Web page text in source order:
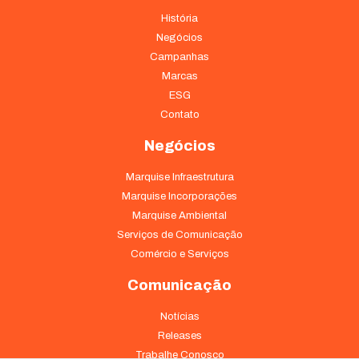
História
Negócios
Campanhas
Marcas
ESG
Contato
Negócios
Marquise Infraestrutura
Marquise Incorporações
Marquise Ambiental
Serviços de Comunicação
Comércio e Serviços
Comunicação
Notícias
Releases
Trabalhe Conosco